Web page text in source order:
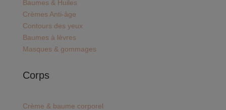
Baumes & Huiles
Crèmes Anti-âge
Contours des yeux
Baumes à lèvres
Masques & gommages
Corps
Crème & baume corporel